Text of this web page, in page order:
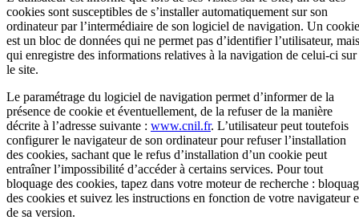
cookies sont susceptibles de s’installer automatiquement sur son
ordinateur par l’intermédiaire de son logiciel de navigation. Un cookie
est un bloc de données qui ne permet pas d’identifier l’utilisateur, mais
qui enregistre des informations relatives à la navigation de celui-ci sur
le site.
Le paramétrage du logiciel de navigation permet d’informer de la
présence de cookie et éventuellement, de la refuser de la manière
décrite à l’adresse suivante : www.cnil.fr. L’utilisateur peut toutefois
configurer le navigateur de son ordinateur pour refuser l’installation
des cookies, sachant que le refus d’installation d’un cookie peut
entraîner l’impossibilité d’accéder à certains services. Pour tout
bloquage des cookies, tapez dans votre moteur de recherche :
des cookies et suivez les instructions en fonction de votre navigateur
de sa version.